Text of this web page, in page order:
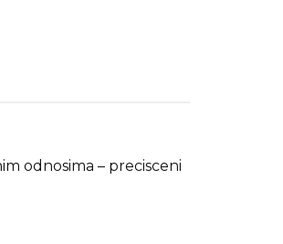
odnosima – precisceni